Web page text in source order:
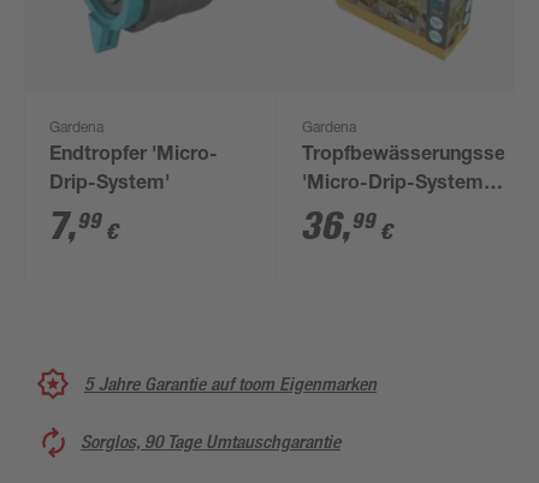
Gardena
Endtropfer 'Micro-
Drip-System'
7,99 €
Gardena
Tropfbewässerungsset
'Micro-Drip-System'
für Balkone
36,99 €
5 Jahre Garantie auf toom Eigenmarken
Sorglos, 90 Tage Umtauschgarantie